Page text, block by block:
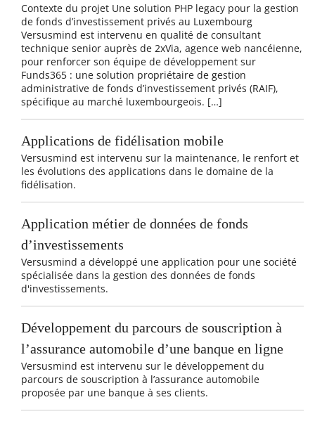
Contexte du projet Une solution PHP legacy pour la gestion
de fonds d’investissement privés au Luxembourg
Versusmind est intervenu en qualité de consultant
technique senior auprès de 2xVia, agence web nancéienne,
pour renforcer son équipe de développement sur
Funds365 : une solution propriétaire de gestion
administrative de fonds d’investissement privés (RAIF),
spécifique au marché luxembourgeois. […]
Applications de fidélisation mobile
Versusmind est intervenu sur la maintenance, le renfort et
les évolutions des applications dans le domaine de la
fidélisation.
Application métier de données de fonds
d’investissements
Versusmind a développé une application pour une société
spécialisée dans la gestion des données de fonds
d'investissements.
Développement du parcours de souscription à
l’assurance automobile d’une banque en ligne
Versusmind est intervenu sur le développement du
parcours de souscription à l’assurance automobile
proposée par une banque à ses clients.